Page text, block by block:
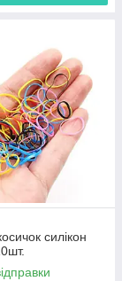
силікон